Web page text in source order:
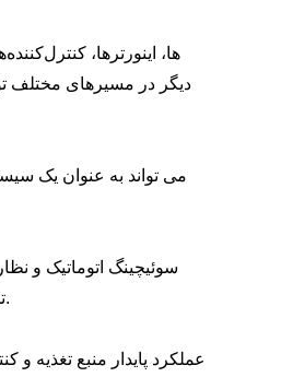
دیگر در مسیرهای مختلف
تجهیزات الکتریکی را برای بهبود صرفه جویی در مصرف انرژی و مدیریت هوشمند ساختمان ها فراهم می کند.